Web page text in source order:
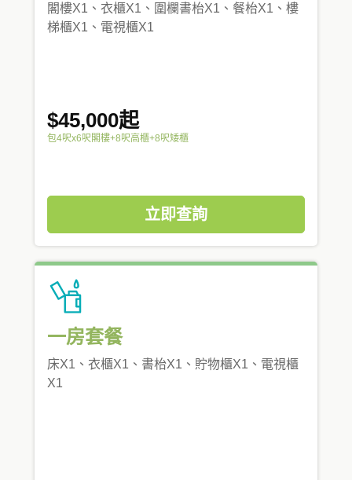
閣樓X1、衣櫃X1、圍欄書枱X1、餐枱X1、樓
梯櫃X1、電視櫃X1
$45,000起
包4呎x6呎閣樓+8呎高櫃+8呎矮櫃
立即查詢
一房套餐
床X1、衣櫃X1、書枱X1、貯物櫃X1、電視櫃
X1